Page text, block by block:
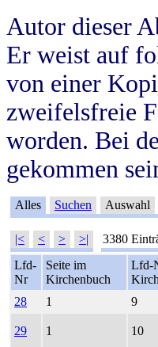
Autor dieser
Er weist auf
von einer
zweifelsfreie
worden. Bei
gekommen
Alles Suchen Auswahl
|< < > >| 3380
Lfd-
Nr
Seite im
Kirchenbuch
Lfd-
28
1 9
29 1 10